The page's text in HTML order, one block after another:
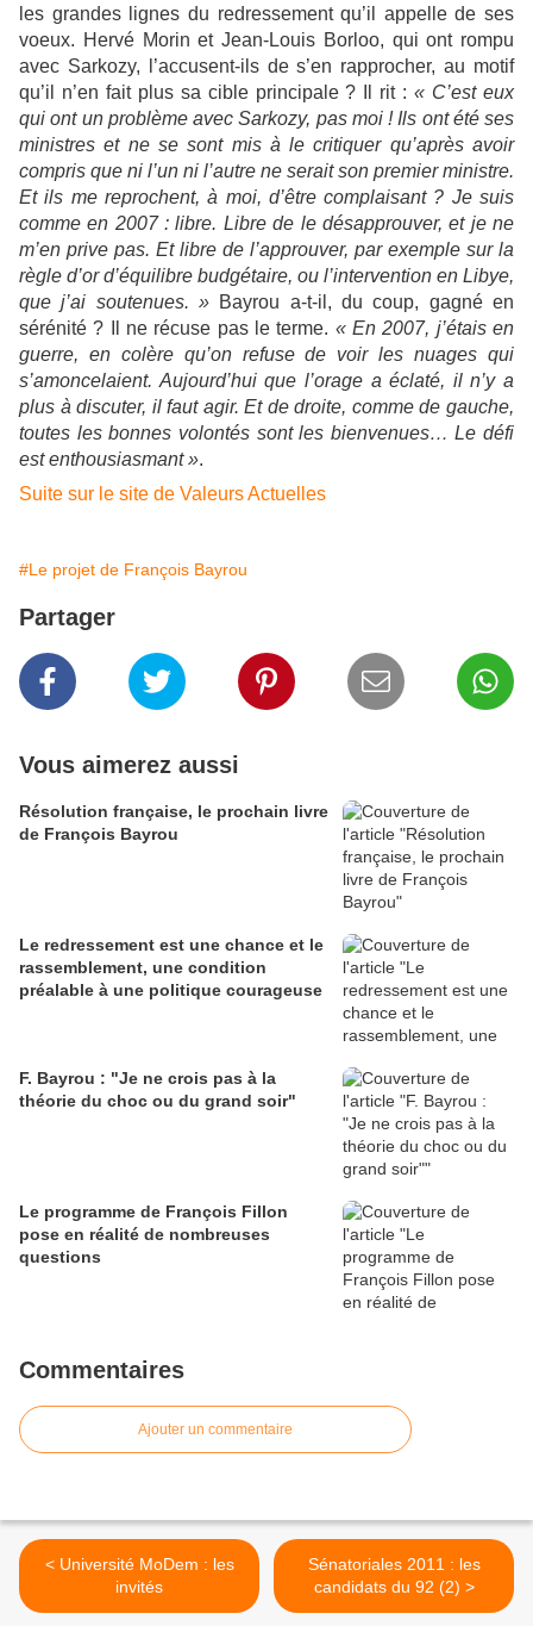
les grandes lignes du redressement qu’il appelle de ses
voeux. Hervé Morin et Jean-Louis Borloo, qui ont rompu
avec Sarkozy, l’accusent-ils de s’en rapprocher, au motif
qu’il n’en fait plus sa cible principale ? Il rit :« C’est eux
qui ont un problème avec Sarkozy, pas moi ! Ils ont été ses
ministres et ne se sont mis à le critiquer qu’après avoir
compris que ni l’un ni l’autre ne serait son premier ministre.
Et ils me reprochent, à moi, d’être complaisant ? Je suis
comme en 2007 : libre. Libre de le désapprouver, et je ne
m’en prive pas. Et libre de l’approuver, par exemple sur la
règle d’or d’équilibre budgétaire, ou l’intervention en Libye,
que j’ai soutenues. » Bayrou a-t-il, du coup, gagné en
sérénité ? Il ne récuse pas le terme. « En 2007, j’étais en
guerre, en colère qu’on refuse de voir les nuages qui
s’amoncelaient. Aujourd’hui que l’orage a éclaté, il n’y a
plus à discuter, il faut agir. Et de droite, comme de gauche,
toutes les bonnes volontés sont les bienvenues… Le défi
est enthousiasmant ».
Suite sur le site de Valeurs Actuelles
#Le projet de François Bayrou
Partager
Vous aimerez aussi
Résolution française, le prochain livre
de François Bayrou
Le redressement est une chance et le
rassemblement, une condition
préalable à une politique courageuse
F. Bayrou : "Je ne crois pas à la
théorie du choc ou du grand soir"
Le programme de François Fillon
pose en réalité de nombreuses
questions
Commentaires
Ajouter un commentaire
< Université MoDem : les
invités
Sénatoriales 2011 : les
candidats du 92 (2) >